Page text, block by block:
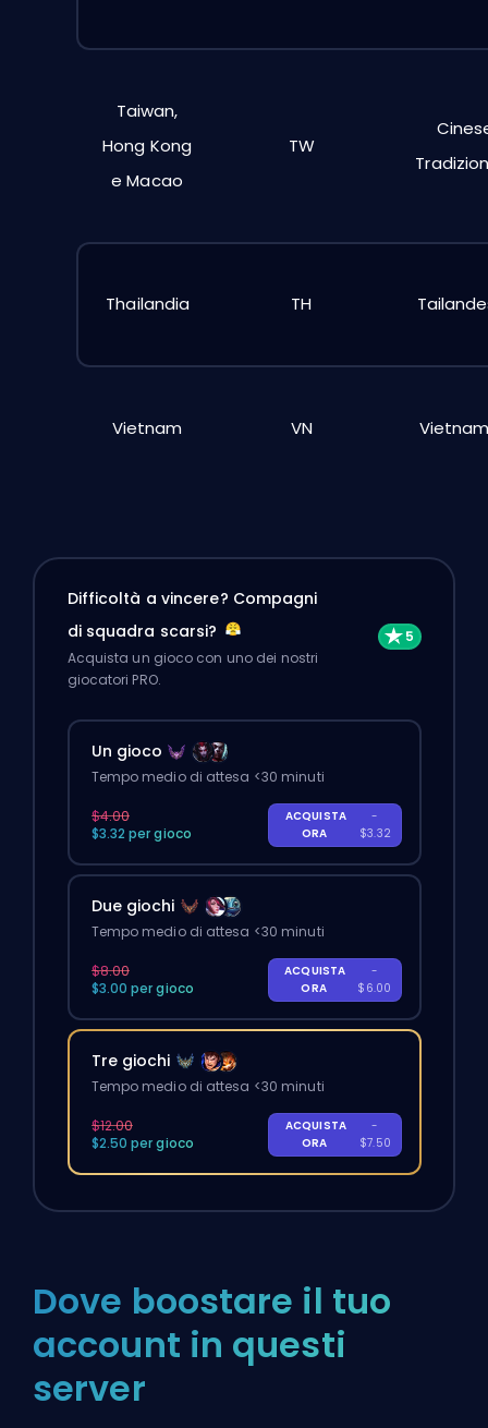
Taiwan,
Hong Kong
e Macao
TW
Thailandia TH
Vietnam VN
Difficoltà a vincere? Compagni
di squadra scarsi?
Acquista un gioco con uno dei nostri
giocatori PRO.
Un gioco
Tempo medio di attesa <30 minuti
$4.00
$3.32 per gioco
ACQUISTA
ORA
-
$3.32
Due giochi
Tempo medio di attesa <30 minuti
$8.00
$3.00 per gioco
ACQUISTA
ORA
-
$6.00
Tre giochi
Tempo medio di attesa <30 minuti
$12.00
$2.50 per gioco
ACQUISTA
ORA
-
$7.50
Dove boostare il tuo
account in questi
server